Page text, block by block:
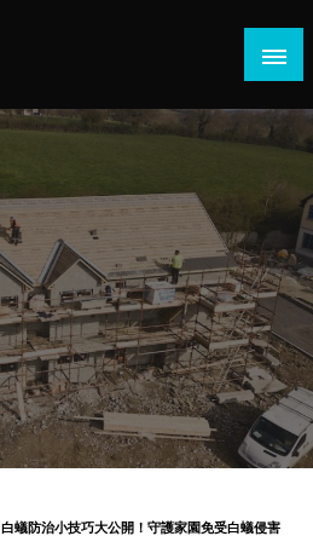
白蟻防治小技巧大公開！守護家園免受白蟻侵害